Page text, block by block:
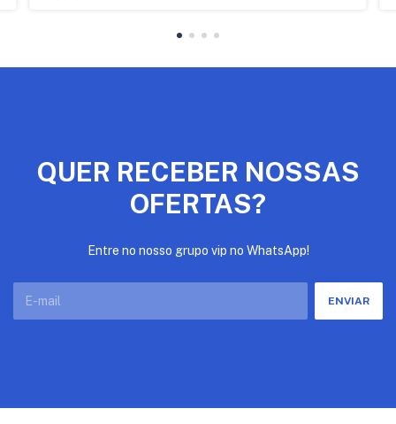
QUER RECEBER NOSSAS
OFERTAS?
Entre no nosso grupo vip no WhatsApp!